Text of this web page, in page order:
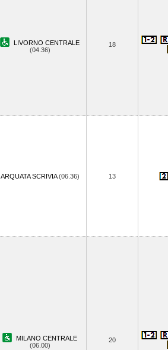
LIVORNO CENTRALE
(04.36)
18
ARQUATA SCRIVIA(06.36) 13
MILANO CENTRALE
(06.00)
20